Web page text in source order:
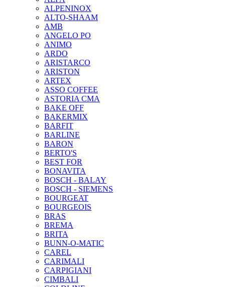
ALPENINOX
ALTO-SHAAM
AMB
ANGELO PO
ANIMO
ARDO
ARISTARCO
ARISTON
ARTEX
ASSO COFFEE
ASTORIA CMA
BAKE OFF
BAKERMIX
BARFIT
BARLINE
BARON
BERTO'S
BEST FOR
BONAVITA
BOSCH - BALAY
BOSCH - SIEMENS
BOURGEAT
BOURGEOIS
BRAS
BREMA
BRITA
BUNN-O-MATIC
CAREL
CARIMALI
CARPIGIANI
CIMBALI